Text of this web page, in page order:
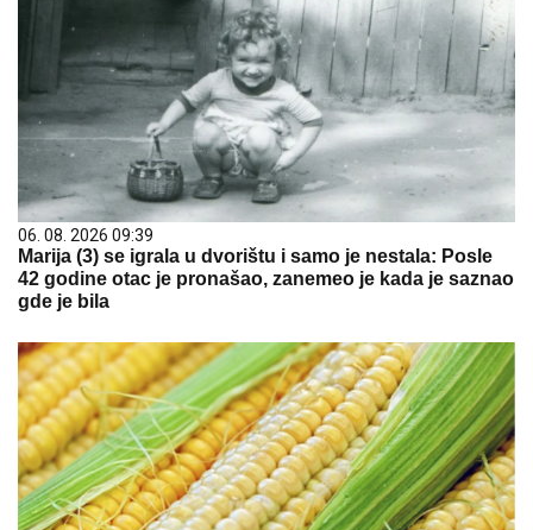
06. 08. 2026 09:39
Marija (3) se igrala u dvorištu i samo je nestala: Posle
42 godine otac je pronašao, zanemeo je kada je saznao
gde je bila